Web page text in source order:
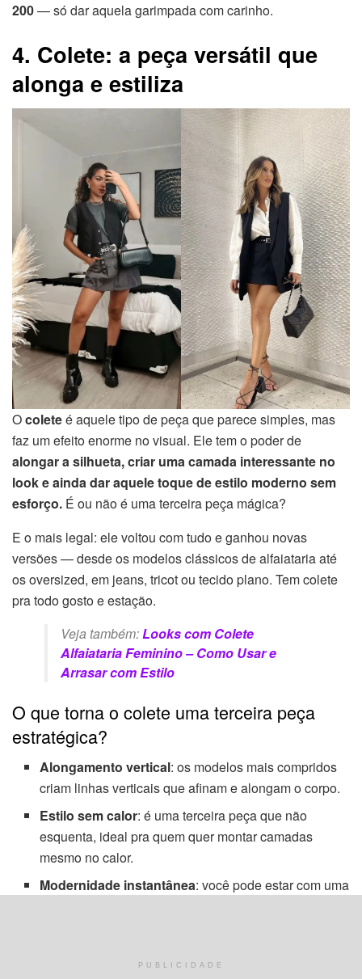
200— só dar aquela garimpada com carinho.
4. Colete: a peça versátil que
alonga e estiliza
Ocoleteé aquele tipo de peça que parece simples, mas
faz um efeito enorme no visual. Ele tem o poder de
alongar a silhueta, criar uma camada interessante no
look e ainda dar aquele toque de estilo moderno sem
esforço. É ou não é uma terceira peça mágica?
E o mais legal: ele voltou com tudo e ganhou novas
versões — desde os modelos clássicos de alfaiataria até
os oversized, em jeans, tricot ou tecido plano. Tem colete
pra todo gosto e estação.
Veja também:Looks com Colete
Alfaiataria Feminino – Como Usar e
Arrasar com Estilo
O que torna o colete uma terceira peça
estratégica?
Alongamento vertical: os modelos mais compridos
criam linhas verticais que afinam e alongam o corpo.
Estilo sem calor: é uma terceira peça que não
esquenta, ideal pra quem quer montar camadas
mesmo no calor.
Modernidade instantânea: você pode estar com uma
PUBLICIDADE